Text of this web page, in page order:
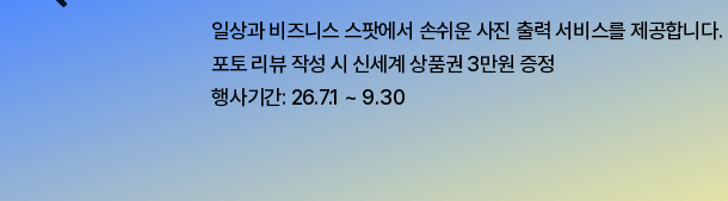
프로젝터 구매 후 달라진 우리 집 일상의 순간,
생생한 사진과 글을 남기고 최대 50만원 상품권까지 챙겨가세요!
이벤트 기간 : 2026-08-01 ~ 2026-09-30
엡손 라벨프린터의 정밀함과 밀워키의 힘으로 현장 작업의 완성도를 높여보세요.
한정수량, 최대 31% 할인 판매 중
행사기간: 8.2 ~ 재고소진까지
799,000원 상당의 프리미엄 거실장을 무료로
다섯 가지 컬러를 우리 집 인테리어에 맞게 선택해보세요
행사 기간: 50대 한정, 재고 소진 시 자동 종료
일상과 비즈니스 스팟에서 손쉬운 사진 출력 서비스를 제공합니다.
포토 리뷰 작성 시 신세계 상품권 3만원 증정
행사기간: 26.7.1 ~ 9.30